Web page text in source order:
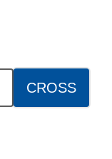
CROSS